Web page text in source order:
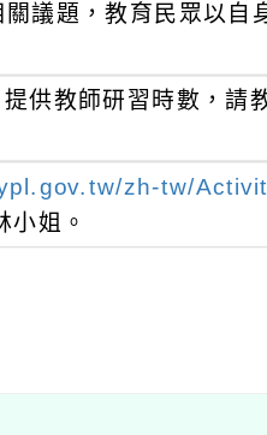
議題，教育民眾以自
供教師研習時數，請
zh-tw/
姐。